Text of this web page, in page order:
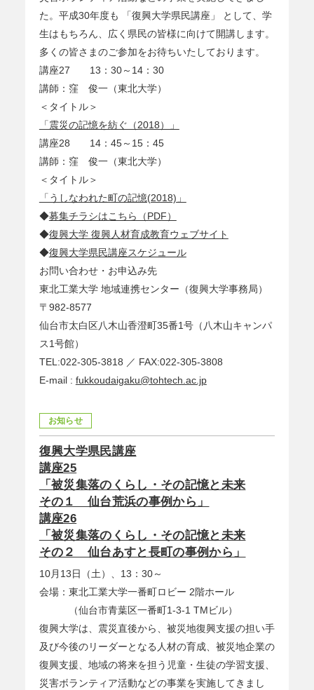
た。平成30年度も 「復興大学県民講座」 として、学
生はもちろん、広く県民の皆様に向けて開講します。
多くの皆さまのご参加をお待ちいたしております。
講座27 13：30～14：30
講師：窪 俊一（東北大学）
＜タイトル＞
「震災の記憶を紡ぐ（2018）」
講座28 14：45～15：45
講師：窪 俊一（東北大学）
＜タイトル＞
「うしなわれた町の記憶(2018)」
◆募集チラシはこちら（PDF）
◆復興大学 復興人材育成教育ウェブサイト
◆復興大学県民講座スケジュール
お問い合わせ・お申込み先
東北工業大学 地域連携センター（復興大学事務局）
〒982-8577
仙台市太白区八木山香澄町35番1号（八木山キャンパ
ス1号館）
TEL:022-305-3818 ／ FAX:022-305-3808
E-mail : fukkoudaigaku@tohtech.ac.jp
お知らせ
復興大学県民講座
講座25
「被災集落のくらし・その記憶と未来
その１ 仙台荒浜の事例から」
講座26
「被災集落のくらし・その記憶と未来
その２ 仙台あすと長町の事例から」
10月13日（土）、13：30～
会場：東北工業大学一番町ロビー 2階ホール
（仙台市青葉区一番町1-3-1 TMビル）
復興大学は、震災直後から、被災地復興支援の担い手
及び今後のリーダーとなる人材の育成、被災地企業の
復興支援、地域の将来を担う児童・生徒の学習支援、
災害ボランティア活動などの事業を実施してきまし